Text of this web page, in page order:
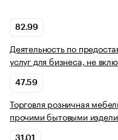
82.99
Деятельность по
услуг для бизнеса, не
47.59
Торговля розничная
прочими бытовыми